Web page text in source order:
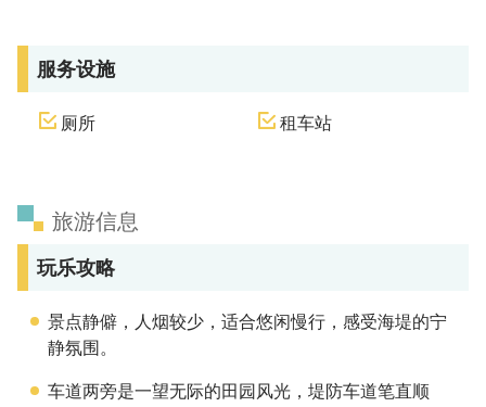
服务设施
厕所 租车站
旅游信息
玩乐攻略
景点静僻，人烟较少，适合悠闲慢行，感受海堤的宁
静氛围。
车道两旁是一望无际的田园风光，堤防车道笔直顺